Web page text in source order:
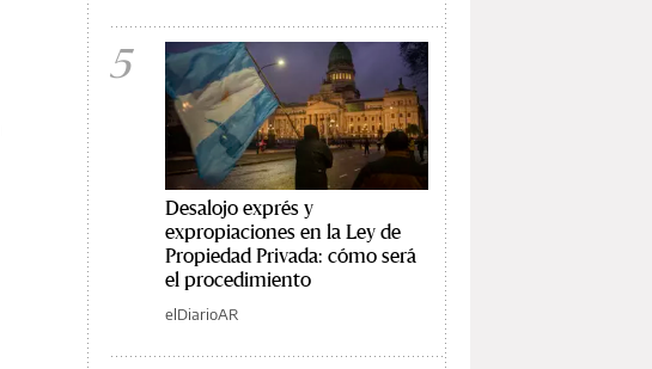
5
Desalojo exprés y
expropiaciones en la Ley de
Propiedad Privada: cómo será
el procedimiento
elDiarioAR